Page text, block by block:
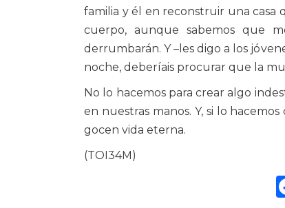
familia y él en reconstruir una casa
cuerpo, aunque sabemos que
derrumbarán. Y –les digo a los
noche, deberíais procurar que la
No lo hacemos para crear algo
en nuestras manos. Y, si lo
gocen vida eterna.
(TOI34M)